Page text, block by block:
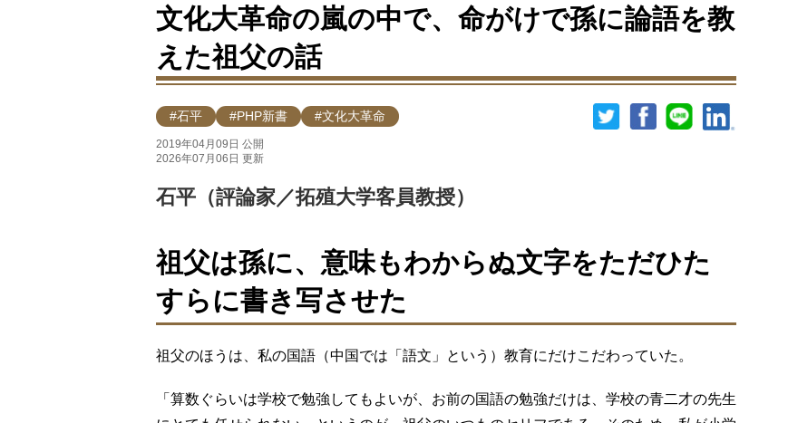
文化大革命の嵐の中で、命がけで孫に論語を教
えた祖父の話
#石平 #PHP新書 #文化大革命
2019年04月09日 公開
2026年07月06日 更新
石平（評論家／拓殖大学客員教授）
祖父は孫に、意味もわからぬ文字をただひた
すらに書き写させた
祖父のほうは、私の国語（中国では「語文」という）教育にだけこだわっていた。
「算数ぐらいは学校で勉強してもよいが、お前の国語の勉強だけは、学校の青二才の先生